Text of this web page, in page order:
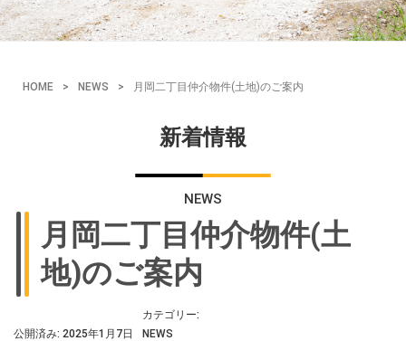
HOME > NEWS > 月岡二丁目仲介物件(土地)のご案内
新着情報
NEWS
月岡二丁目仲介物件(土
地)のご案内
公開済み: 2025年1月7日
カテゴリー:
NEWS